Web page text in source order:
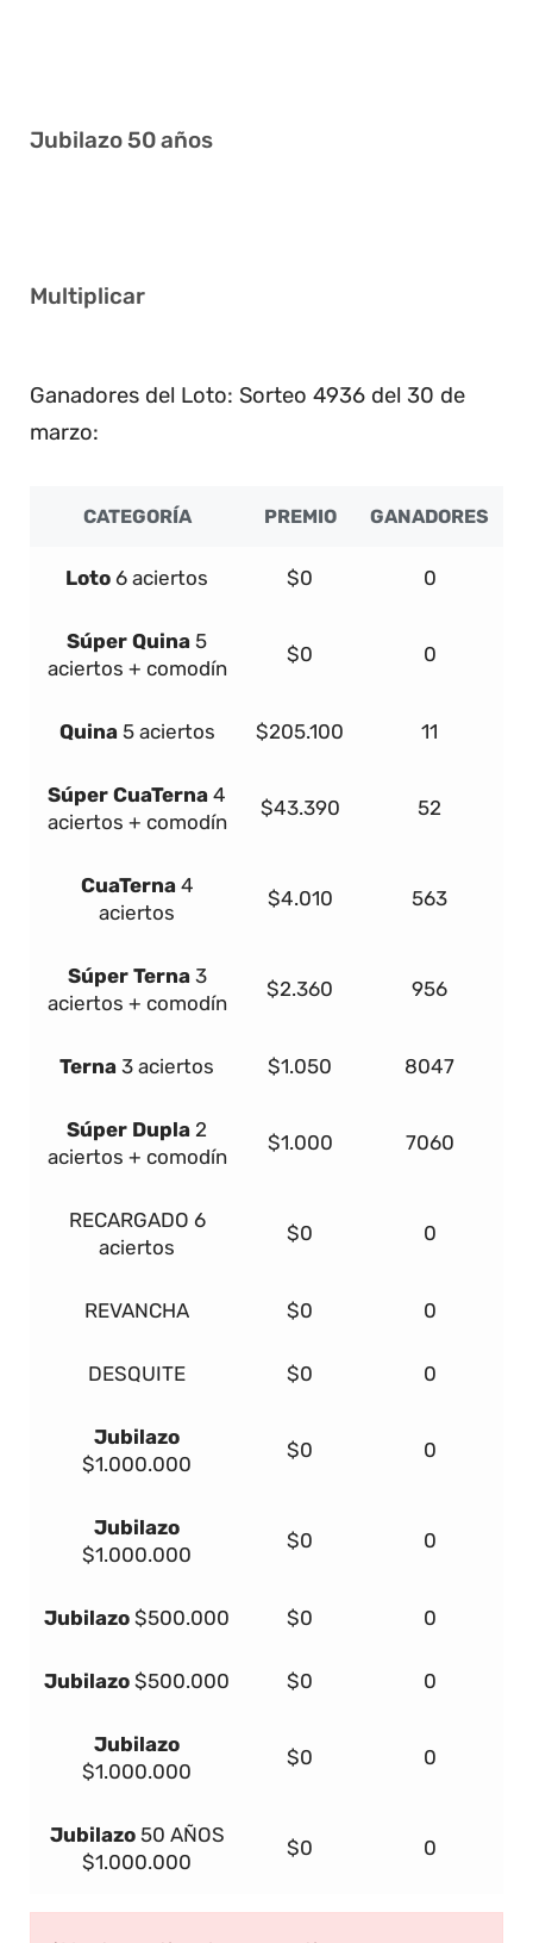
Jubilazo 50 años
Multiplicar
Ganadores del Loto: Sorteo 4936 del 30 de
marzo:
CATEGORÍA PREMIO GANADORES
Loto 6 aciertos $0 0
Súper Quina 5
aciertos + comodín
$0 0
Quina 5 aciertos $205.100 11
Súper CuaTerna 4
aciertos + comodín
$43.390 52
CuaTerna 4
aciertos
$4.010 563
Súper Terna 3
aciertos + comodín
$2.360 956
Terna 3 aciertos $1.050 8047
Súper Dupla 2
aciertos + comodín
$1.000 7060
RECARGADO 6
aciertos
$0 0
REVANCHA $0 0
DESQUITE $0 0
Jubilazo
$1.000.000
$0 0
Jubilazo
$1.000.000
$0 0
Jubilazo $500.000 $0 0
Jubilazo $500.000 $0 0
Jubilazo
$1.000.000
$0 0
Jubilazo50 AÑOS
$1.000.000
$0 0